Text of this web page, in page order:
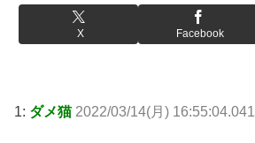
X Facebook
1: ダメ猫 2022/03/14(月) 16:55:04.041